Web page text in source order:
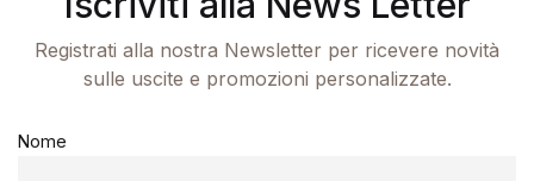
Registrati alla nostra Newsletter per ricevere novità
sulle uscite e promozioni personalizzate.
Nome